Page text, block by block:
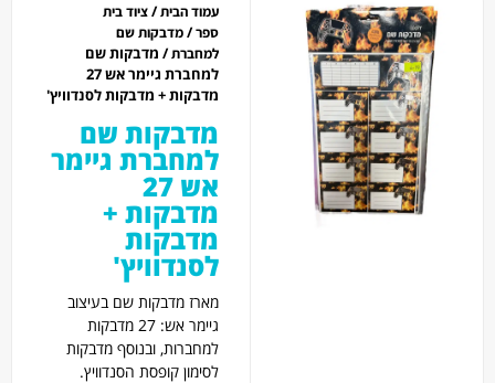
עמוד הבית/ציוד בית
ספר/מדבקות שם
למחברת/ מדבקות שם
למחברת גיימר אש 27
מדבקות + מדבקות לסנדוויץ'
מדבקות שם
למחברת גיימר
אש 27
מדבקות +
מדבקות
לסנדוויץ'
מארז מדבקות שם בעיצוב
גיימר אש: 27 מדבקות
למחברות, ובנוסף מדבקות
לסימון קופסת הסנדוויץ.